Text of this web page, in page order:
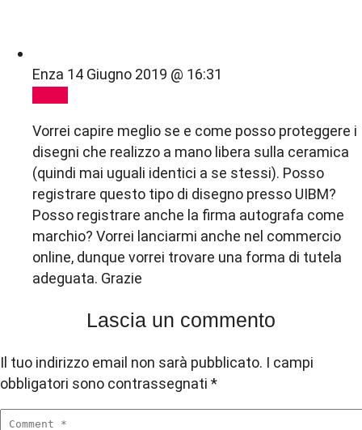
Enza 14 Giugno 2019 @ 16:31
Vorrei capire meglio se e come posso proteggere i
disegni che realizzo a mano libera sulla ceramica
(quindi mai uguali identici a se stessi). Posso
registrare questo tipo di disegno presso UIBM?
Posso registrare anche la firma autografa come
marchio? Vorrei lanciarmi anche nel commercio
online, dunque vorrei trovare una forma di tutela
adeguata. Grazie
Lascia un commento
Il tuo indirizzo email non sarà pubblicato. I campi
obbligatori sono contrassegnati *